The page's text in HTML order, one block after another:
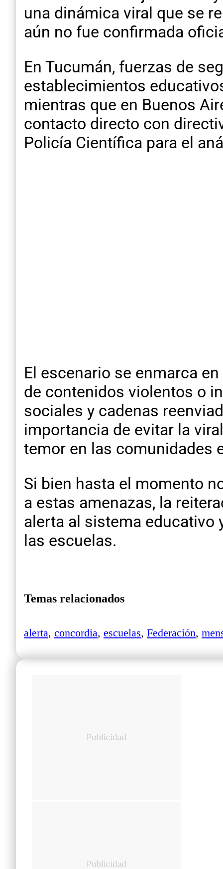
una dinámica viral que se
aún no fue confirmada
En Tucumán, fuerzas de
establecimientos
mientras que en Buenos
contacto directo con
Policía Científica para el
El escenario se enmarca
de contenidos violentos o
sociales y cadenas
importancia de evitar la
temor en las comunidades
Si bien hasta el momento
a estas amenazas, la
alerta al sistema educativo
las escuelas.
Temas relacionados
alerta, concordia, escuelas, Federación,